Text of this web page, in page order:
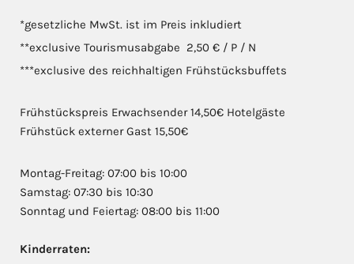
*gesetzliche MwSt. ist im Preis inkludiert
**exclusive Tourismusabgabe 2,50 € / P / N
***exclusive des reichhaltigen Frühstücksbuffets
Frühstückspreis Erwachsender 14,50€ Hotelgäste
Frühstück externer Gast 15,50€
Montag-Freitag: 07:00 bis 10:00
Samstag: 07:30 bis 10:30
Sonntag und Feiertag: 08:00 bis 11:00
Kinderraten: